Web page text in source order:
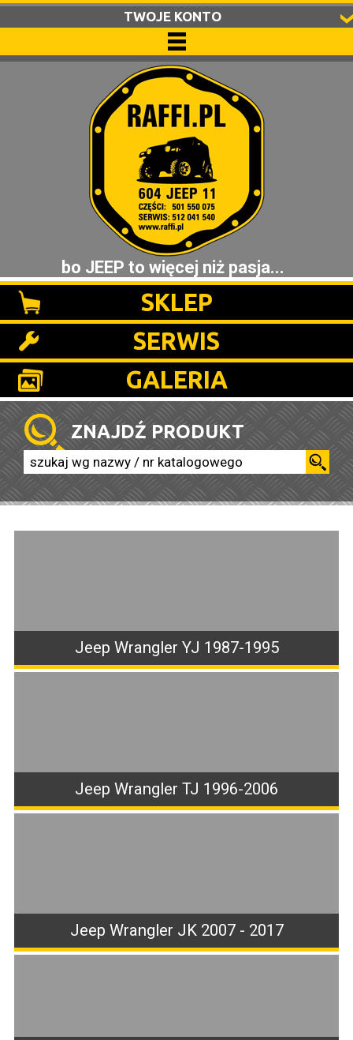
TWOJE KONTO
bo JEEP to więcej niż pasja...
SKLEP
SERWIS
GALERIA
ZNAJDŹ PRODUKT
Jeep Wrangler YJ 1987-1995
Jeep Wrangler TJ 1996-2006
Jeep Wrangler JK 2007 - 2017